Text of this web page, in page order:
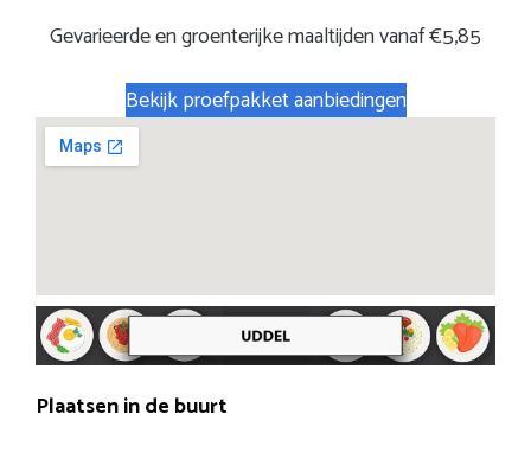
Gevarieerde en groenterijke maaltijden vanaf €5,85
Bekijk proefpakket aanbiedingen
Plaatsen in de buurt